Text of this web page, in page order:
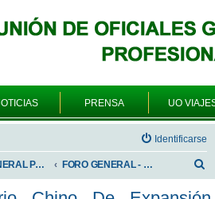
PRENSA UO
Identificarse
FORO GENERAL PARA TODOS LOS USUARIOS FORO GENERAL - VARIEDADES